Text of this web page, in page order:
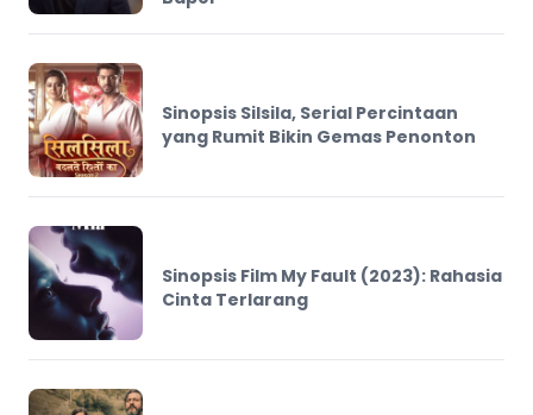
Sinopsis Silsila, Serial Percintaan
yang Rumit Bikin Gemas Penonton
Sinopsis Film My Fault (2023): Rahasia
Cinta Terlarang